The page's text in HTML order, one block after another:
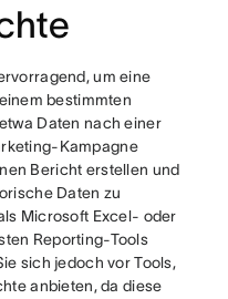
um eine
bestimmten
Daten nach einer
Kampagne
Bericht erstellen und
Daten zu
Microsoft Excel- oder
Reporting-Tools
sich jedoch vor Tools,
anbieten, da diese